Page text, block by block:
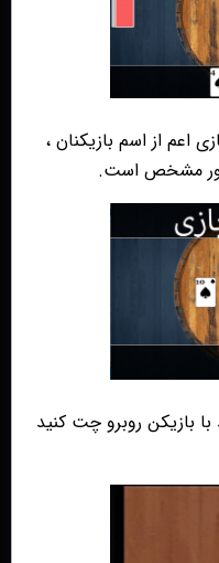
اعم از اسم بازیکنان ،
سور مشخص است.
با بازیکن روبرو چت کنید